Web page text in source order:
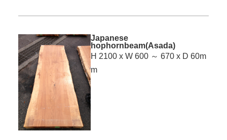
Japanese
hophornbeam(Asada)
H 2100 x W 600 ～ 670 x D 60m
m